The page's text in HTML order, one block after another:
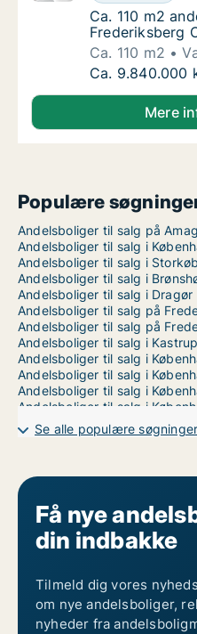
Ca. 110 m2
Ca. 110 m2
Frederiksberg
Ca. 110 m2
Ca. 110 m2
Ca. 9.840.000
Mere
Populære
Andelsboliger til salg på
Andelsboliger til salg i
Andelsboliger til salg i
Andelsboliger til salg i
Andelsboliger til salg i Dragør
Andelsboliger til salg på
Andelsboliger til salg på
Andelsboliger til salg i Kastrup
Andelsboliger til salg i
Andelsboliger til salg i
Andelsboliger til salg i
Andelsboliger til salg i
Andelsboliger til salg i
Andelsboliger til salg i Valby
Andelsboliger til salg i Ørestad
Andelsboliger til salg på
Se alle populære søgninger
Få nye
din indbakke
Tilmeld dig vores
om nye andelsboliger,
nyheder fra